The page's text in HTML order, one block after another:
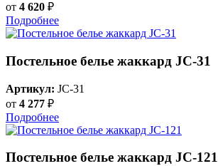
от 4 620 ₽
Подробнее
Постельное белье жаккард JC-31
Артикул: JC-31
от 4 277 ₽
Подробнее
Постельное белье жаккард JC-121